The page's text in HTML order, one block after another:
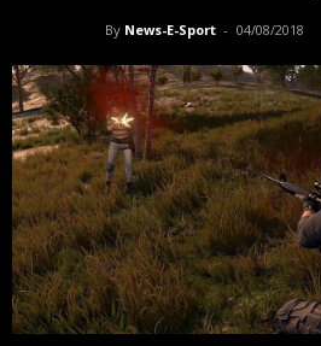
By News-E-Sport - 04/08/2018